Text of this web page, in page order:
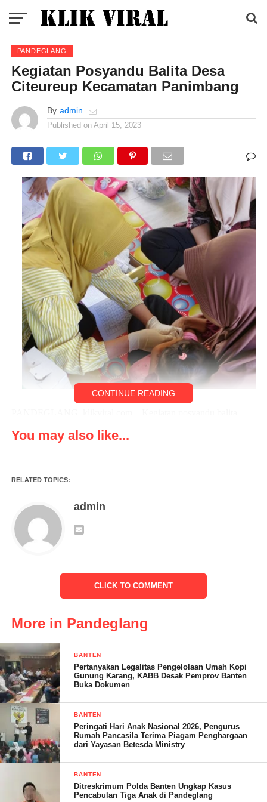
PANDEGLANG
Kegiatan Posyandu Balita Desa
Citeureup Kecamatan Panimbang
By admin
Published on April 15, 2023
penimbangan agar dapat memantau pertumbuhan dan
Salah satunya di Kampung Sukamaju Desa Citeureup
Kecamatan Panimbang Kabupaten Pandeglang, Banten.
Sabtu(15/4/2023). Kader-kader Posyandu Balita Desa Citeureup
Kesehatan dari Puskesmas Kecamatan Panimbang.
Beberapa kegiatan yang dilakukan pada kegiatan posyandu
balita kali ini antara lain, penimbangan balita dan
anak. Penimbangan balita dilakukan tiap bulan di
posyandu. Kegiatan ini berguna untuk mengetahui pertumbuhan
dan mendeteksi kemungkinan penyimpangan pertumbuhan
balita.
Dari penimbangan yang kemudian dicatat di KMS, dari data
tersebut dapat diketahui status pertumbuhan balita, apabila
penyelenggaraan posyandu baik maka upaya pemenuhan dasar
pertumbuhan anak akan baik pula. Selain itu juga untuk
mencegah bayi yang mengalami stunting yang merupakan salah
CONTINUE READING
You may also like...
RELATED TOPICS:
admin
CLICK TO COMMENT
More in Pandeglang
BANTEN
Pertanyakan Legalitas Pengelolaan Umah Kopi
Gunung Karang, KABB Desak Pemprov Banten
Buka Dokumen
BANTEN
Peringati Hari Anak Nasional 2026, Pengurus
Rumah Pancasila Terima Piagam Penghargaan
dari Yayasan Betesda Ministry
BANTEN
Ditreskrimum Polda Banten Ungkap Kasus
Pencabulan Tiga Anak di Pandeglang